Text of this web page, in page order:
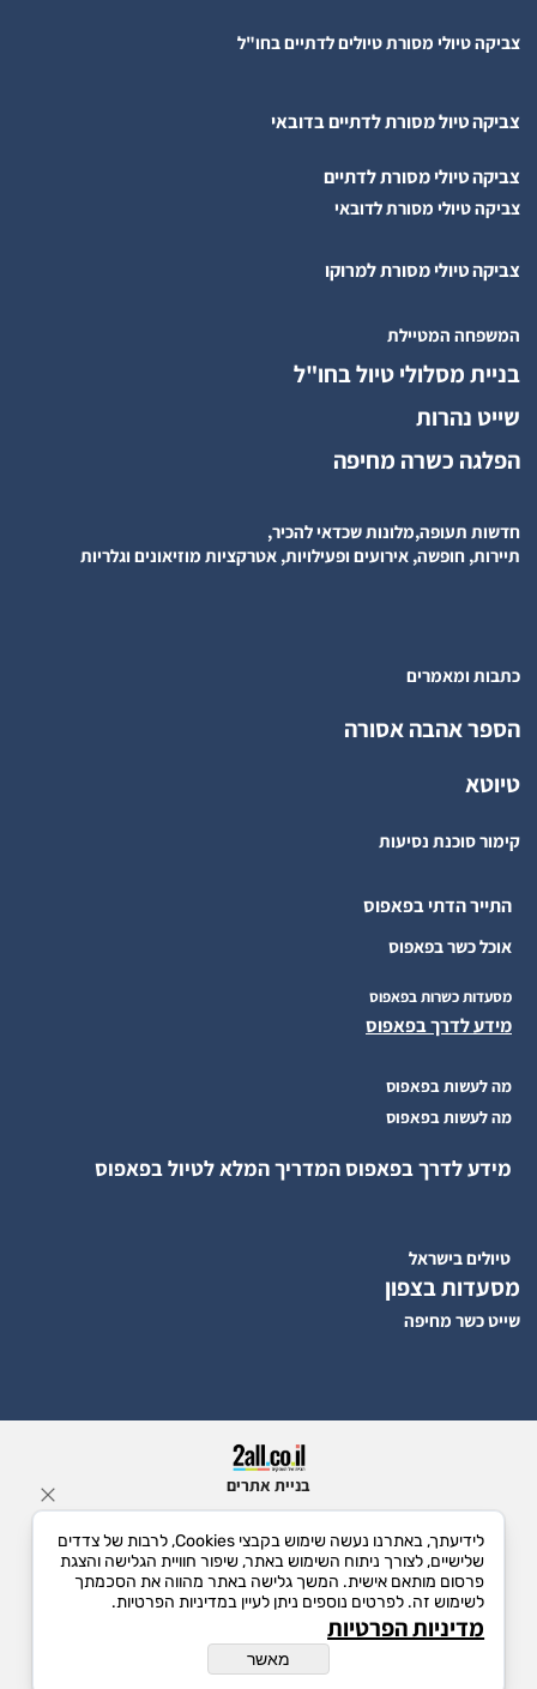
צביקה טיולי מסורת טיולים לדתיים בחו"ל
צביקה טיול מסורת לדתיים בדובאי
צביקה טיולי מסורת לדתיים
צביקה טיולי מסורת לדובאי
צביקה טיולי מסורת למרוקו
המשפחה המטיילת
בניית מסלולי טיול בחו"ל
שייט נהרות
הפלגה כשרה מחיפה
חדשות תעופה,מלונות שכדאי להכיר,
תיירות, חופשה, אירועים ופעילויות, אטרקציות מוזיאונים וגלריות
כתבות ומאמרים
הספר אהבה אסורה
טיוטא
קימור סוכנת נסיעות
התייר הדתי בפאפוס
אוכל כשר בפאפוס
מסעדות כשרות בפאפוס
מידע לדרך בפאפוס
מה לעשות בפאפוס
מה לעשות בפאפוס
מידע לדרך בפאפוס המדריך המלא לטיול בפאפוס
טיולים בישראל
מסעדות בצפון
שייט כשר מחיפה
בניית אתרים
לידיעתך, באתרנו נעשה שימוש בקבצי Cookies, לרבות של צדדים
שלישיים, לצורך ניתוח השימוש באתר, שיפור חוויית הגלישה והצגת
פרסום מותאם אישית. המשך גלישה באתר מהווה את הסכמתך
לשימוש זה. לפרטים נוספים ניתן לעיין במדיניות הפרטיות.
מדיניות הפרטיות
מאשר